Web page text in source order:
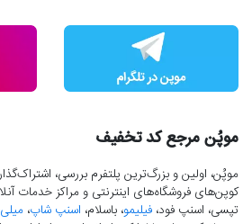
موپُن مرجع کد تخفیف
موپُن، اولین و بزرگ‌ترین پلتفرم بررسی،
کوپن‌های فروشگاه‌های اینترنتی و مراکز خدمات
تپسی، اسنپ فود، فیلیمو، باسلام، اسنپ شاپ، میلی